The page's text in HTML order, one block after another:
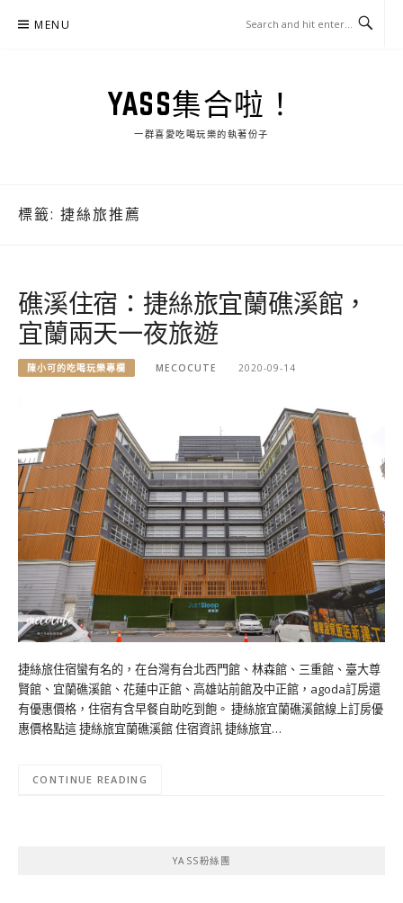
MENU
YASS集合啦！
一群喜愛吃喝玩樂的執著份子
標籤: 捷絲旅推薦
礁溪住宿：捷絲旅宜蘭礁溪館，
宜蘭兩天一夜旅遊
陳小可的吃喝玩樂專欄 MECOCUTE 2020-09-14
捷絲旅住宿蠻有名的，在台灣有台北西門館、林森館、三重館、臺大尊
賢館、宜蘭礁溪館、花蓮中正館、高雄站前館及中正館，agoda訂房還
有優惠價格，住宿有含早餐自助吃到飽。 捷絲旅宜蘭礁溪館線上訂房優
惠價格點這 捷絲旅宜蘭礁溪館 住宿資訊 捷絲旅宜…
CONTINUE READING
YASS粉絲團